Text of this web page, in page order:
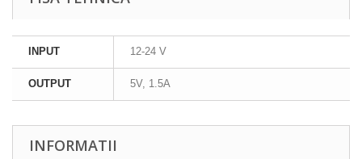
INPUT 12-24 V
OUTPUT 5V, 1.5A
INFORMATII